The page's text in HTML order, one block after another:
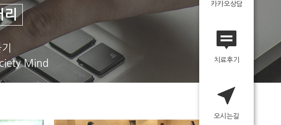
리
Mind
카카오상담
치료후기
오시는길